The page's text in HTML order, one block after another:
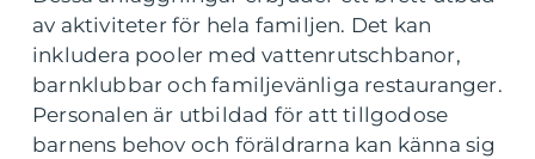
av aktiviteter för hela familjen. Det kan
inkludera pooler med vattenrutschbanor,
barnklubbar och familjevänliga restauranger.
Personalen är utbildad för att tillgodose
barnens behov och föräldrarna kan känna sig